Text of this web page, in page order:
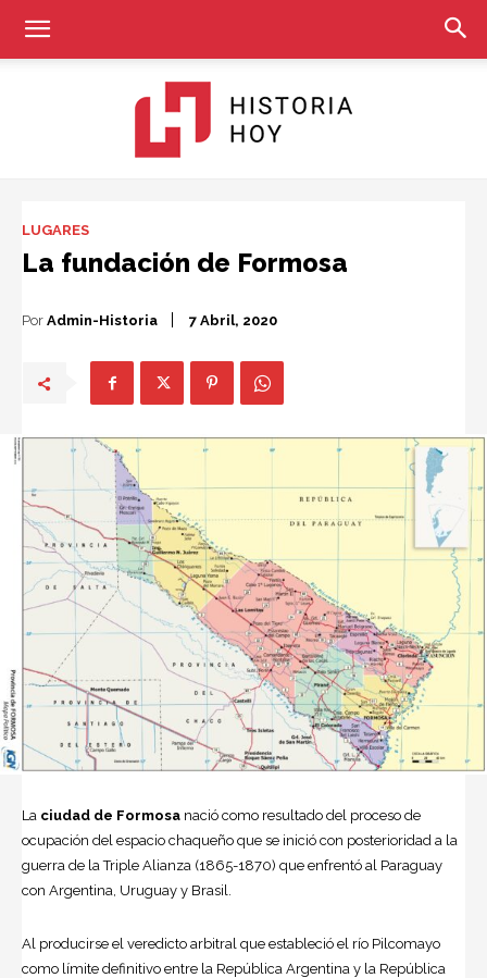
LUGARES
La fundación de Formosa
Por Admin-Historia 7 Abril, 2020
La ciudad de Formosa nació como resultado del proceso de
ocupación del espacio chaqueño que se inició con posterioridad a la
guerra de la Triple Alianza (1865-1870) que enfrentó al Paraguay
con Argentina, Uruguay y Brasil.
Al producirse el veredicto arbitral que estableció el río Pilcomayo
como límite definitivo entre la República Argentina y la República